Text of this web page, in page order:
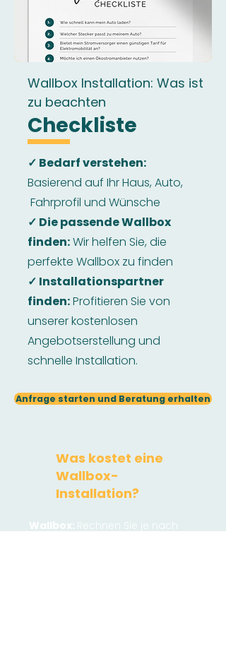
Wallbox Installation: Was ist
zu beachten
Checkliste
✓ Bedarf verstehen:
Basierend auf Ihr Haus, Auto,
Fahrprofil und Wünsche
✓ Die passende Wallbox
finden:Wir helfen Sie, die
perfekte Wallbox zu finden
✓ Installationspartner
finden:Profitieren Sie von
unserer kostenlosen
Angebotserstellung und
schnelle Installation.
Anfrage starten und Beratung erhalten
Was kostet eine
Wallbox-
Installation?
Wallbox: Rechnen Sie je nach